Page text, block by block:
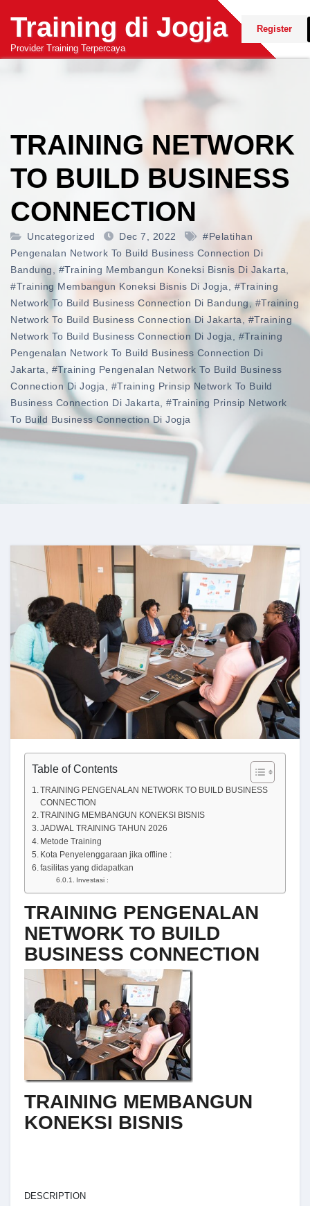
content
Training di Jogja
Provider Training Terpercaya
Register
TRAINING NETWORK
TO BUILD BUSINESS
CONNECTION
Uncategorized Dec 7, 2022
#pelatihan
Pengenalan Network To Build Business Connection Di
Bandung
#training Membangun Koneksi Bisnis Di Jakarta
#training Membangun Koneksi Bisnis Di Jogja
#training
Network To Build Business Connection Di Bandung,#training
Network To Build Business Connection Di Jakarta
#training
Network To Build Business Connection Di Jogja
#training
Pengenalan Network To Build Business Connection Di
Jakarta
#training Pengenalan Network To Build Business
Connection Di Jogja
#training Prinsip Network To Build
Business Connection Di Jakarta
#training Prinsip Network
To Build Business Connection Di Jogja
Table of Contents
TRAINING PENGENALAN NETWORK TO BUILD BUSINESS
CONNECTION
TRAINING MEMBANGUN KONEKSI BISNIS
JADWAL TRAINING TAHUN 2026
Metode Training
Kota Penyelenggaraan jika offline :
fasilitas yang didapatkan
Investasi :
TRAINING PENGENALAN
NETWORK TO BUILD
BUSINESS CONNECTION
TRAINING MEMBANGUN
KONEKSI BISNIS
DESCRIPTION